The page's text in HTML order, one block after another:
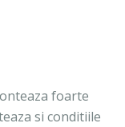
foarte
si conditiile